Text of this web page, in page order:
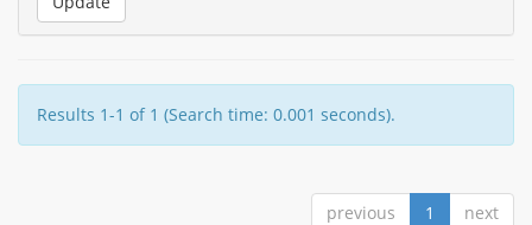
Results 1-1 of 1 (Search time: 0.001 seconds).
previous 1 next